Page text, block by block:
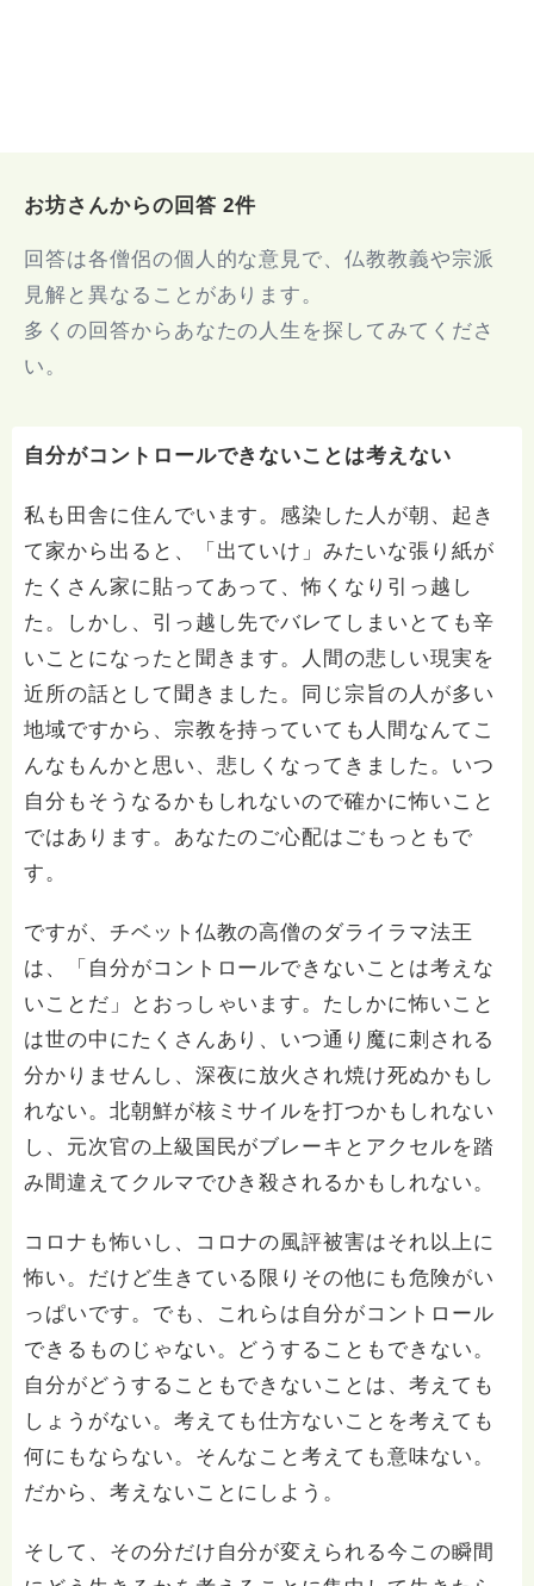
お坊さんからの回答 2件
回答は各僧侶の個人的な意見で、仏教教義や宗派
見解と異なることがあります。
多くの回答からあなたの人生を探してみてくださ
い。
自分がコントロールできないことは考えない
私も田舎に住んでいます。感染した人が朝、起き
て家から出ると、「出ていけ」みたいな張り紙が
たくさん家に貼ってあって、怖くなり引っ越し
た。しかし、引っ越し先でバレてしまいとても辛
いことになったと聞きます。人間の悲しい現実を
近所の話として聞きました。同じ宗旨の人が多い
地域ですから、宗教を持っていても人間なんてこ
んなもんかと思い、悲しくなってきました。いつ
自分もそうなるかもしれないので確かに怖いこと
ではあります。あなたのご心配はごもっともで
す。
ですが、チベット仏教の高僧のダライラマ法王
は、「自分がコントロールできないことは考えな
いことだ」とおっしゃいます。たしかに怖いこと
は世の中にたくさんあり、いつ通り魔に刺される
分かりませんし、深夜に放火され焼け死ぬかもし
れない。北朝鮮が核ミサイルを打つかもしれない
し、元次官の上級国民がブレーキとアクセルを踏
み間違えてクルマでひき殺されるかもしれない。
コロナも怖いし、コロナの風評被害はそれ以上に
怖い。だけど生きている限りその他にも危険がい
っぱいです。でも、これらは自分がコントロール
できるものじゃない。どうすることもできない。
自分がどうすることもできないことは、考えても
しょうがない。考えても仕方ないことを考えても
何にもならない。そんなこと考えても意味ない。
だから、考えないことにしよう。
そして、その分だけ自分が変えられる今この瞬間